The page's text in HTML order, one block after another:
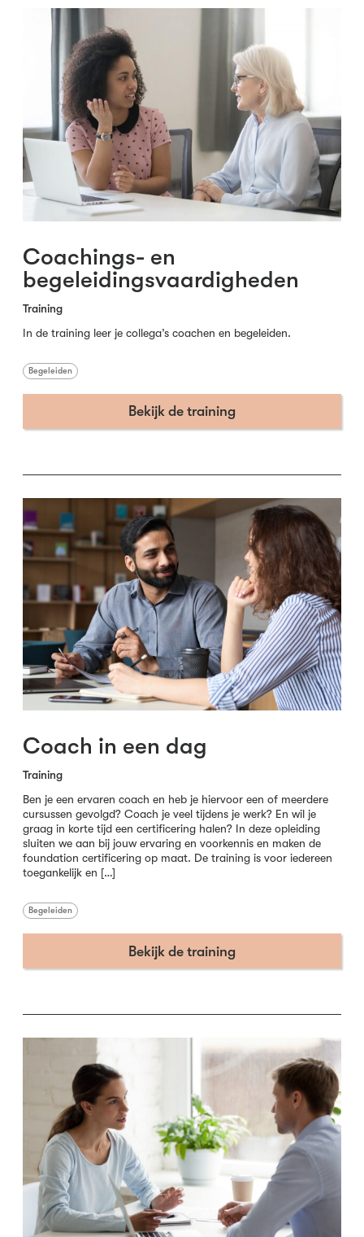
Coachings- en
begeleidingsvaardigheden
Training
In de training leer je collega’s coachen en begeleiden.
Begeleiden
Bekijk de training
Coach in een dag
Training
Ben je een ervaren coach en heb je hiervoor een of meerdere
cursussen gevolgd? Coach je veel tijdens je werk? En wil je
graag in korte tijd een certificering halen? In deze opleiding
sluiten we aan bij jouw ervaring en voorkennis en maken de
foundation certificering op maat. De training is voor iedereen
toegankelijk en […]
Begeleiden
Bekijk de training